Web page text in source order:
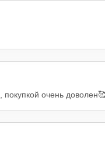
покупкой очень